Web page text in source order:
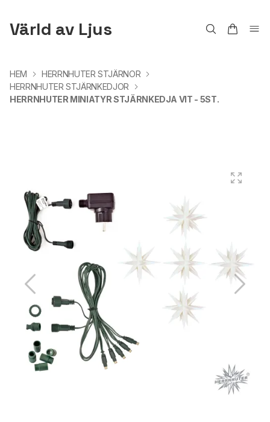
Värld av Ljus
HEM
HERRNHUTER STJÄRNOR
HERRNHUTER STJÄRNKEDJOR
HERRNHUTER MINIATYR STJÄRNKEDJA VIT - 5ST.